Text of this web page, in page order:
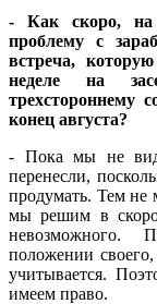
- Как скоро,
проблему с
встреча,
неделе на
трехстороннему
конец августа?
- Пока мы не
перенесли,
продумать. Тем не
мы решим в
невозможного.
положении
учитывается.
имеем право.